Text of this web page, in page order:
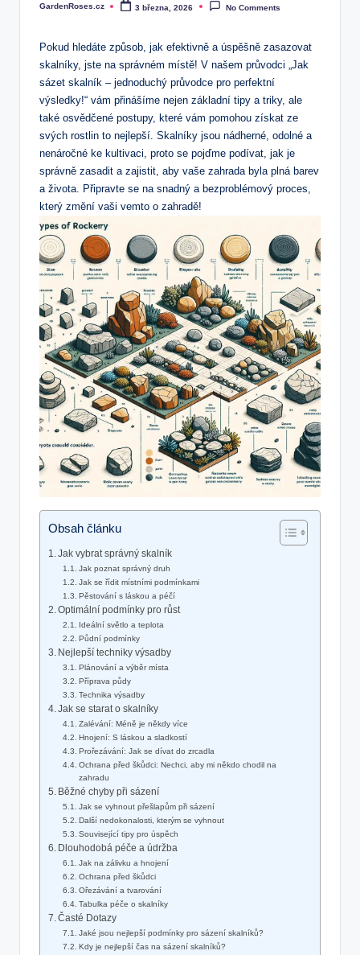
Posted
GardenRoses.cz 3 března, 2026 No Comments
Pokud hledáte způsob, jak efektivně a úspěšně zasazovat
skalníky, jste na správném místě! V našem průvodci „Jak
sázet skalník – jednoduchý průvodce pro perfektní
výsledky!“ vám přinášíme nejen základní tipy a triky, ale
také osvědčené postupy, které vám pomohou získat ze
svých rostlin to nejlepší. Skalníky jsou nádherné, odolné a
nenáročné ke kultivaci, proto se pojďme podívat, jak je
správně zasadit a zajistit, aby vaše zahrada byla plná barev
a života. Připravte se na snadný a bezproblémový proces,
který změní vaši vemto o zahradě!
Obsah článku
Jak vybrat správný skalník
Jak poznat správný druh
Jak se řídit místními podmínkami
Pěstování s láskou a péčí
Optimální podmínky pro růst
Ideální světlo a teplota
Půdní podmínky
Nejlepší techniky výsadby
Plánování a výběr místa
Příprava půdy
Technika výsadby
Jak se starat o skalníky
Zalévání: Méně je někdy více
Hnojení: S láskou a sladkostí
Prořezávání: Jak se dívat do zrcadla
Ochrana před škůdci: Nechci, aby mi někdo chodil na
zahradu
Běžné chyby při sázení
Jak se vyhnout přešlapům při sázení
Další nedokonalosti, kterým se vyhnout
Související tipy pro úspěch
Dlouhodobá péče a údržba
Jak na zálivku a hnojení
Ochrana před škůdci
Ořezávání a tvarování
Tabulka péče o skalníky
Časté Dotazy
Jaké jsou nejlepší podmínky pro sázení skalníků?
Kdy je nejlepší čas na sázení skalníků?